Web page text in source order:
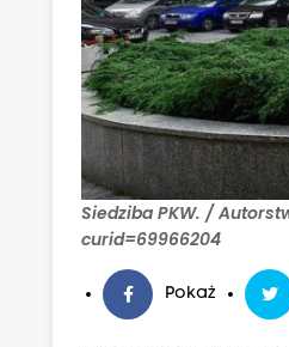
Siedziba PKW. /
curid=69966204
Pokaż